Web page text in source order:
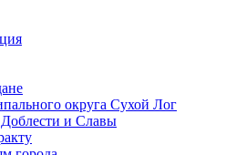
округа Сухой Лог
и Славы